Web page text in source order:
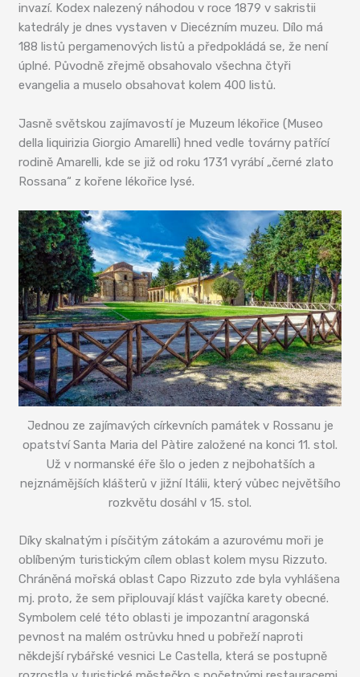
invazí. Kodex nalezený náhodou v roce 1879 v sakristii
katedrály je dnes vystaven v Diecézním muzeu. Dílo má
188 listů pergamenových listů a předpokládá se, že není
úplné. Původně zřejmě obsahovalo všechna čtyři
evangelia a muselo obsahovat kolem 400 listů.
Jasně světskou zajímavostí je Muzeum lékořice (Museo
della liquirizia Giorgio Amarelli) hned vedle továrny patřící
rodině Amarelli, kde se již od roku 1731 vyrábí „černé zlato
Rossana“ z kořene lékořice lysé.
Jednou ze zajímavých církevních památek v Rossanu je
opatství Santa Maria del Pàtire založené na konci 11. stol.
Už v normanské éře šlo o jeden z nejbohatších a
nejznámějších klášterů v jižní Itálii, který vůbec největšího
rozkvětu dosáhl v 15. stol.
Díky skalnatým i písčitým zátokám a azurovému moři je
oblíbeným turistickým cílem oblast kolem mysu Rizzuto.
Chráněná mořská oblast Capo Rizzuto zde byla vyhlášena
mj. proto, že sem připlouvají klást vajíčka karety obecné.
Symbolem celé této oblasti je impozantní aragonská
pevnost na malém ostrůvku hned u pobřeží naproti
někdejší rybářské vesnici Le Castella, která se postupně